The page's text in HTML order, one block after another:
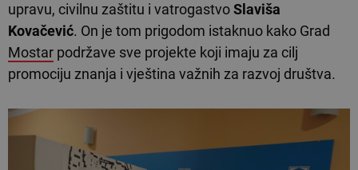
upravu, civilnu zaštitu i vatrogastvoSlaviša
Kovačević. On je tom prigodom istaknuo kako Grad
Mostar podržave sve projekte koji imaju za cilj
promociju znanja i vještina važnih za razvoj društva.